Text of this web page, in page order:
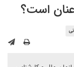
است؟